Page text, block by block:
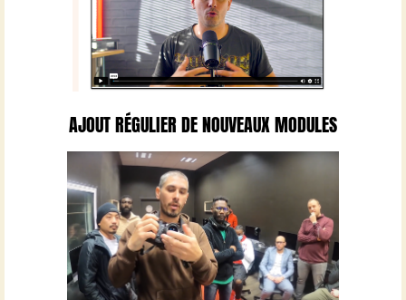
AJOUT RÉGULIER DE NOUVEAUX MODULES